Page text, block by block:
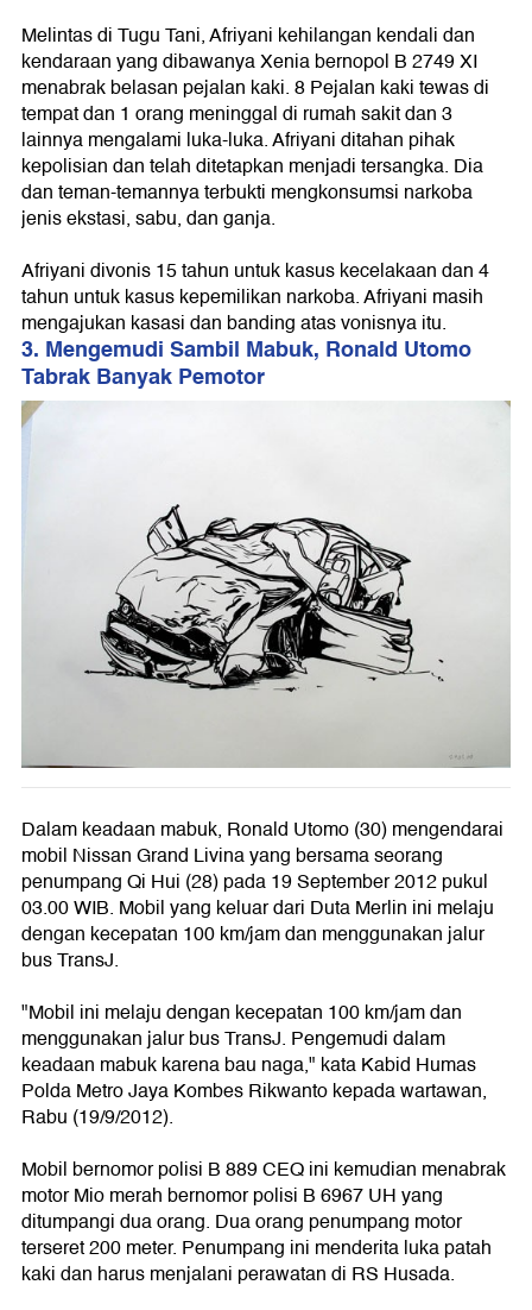
Melintas di Tugu Tani, Afriyani kehilangan kendali dan
kendaraan yang dibawanya Xenia bernopol B 2749 XI
menabrak belasan pejalan kaki. 8 Pejalan kaki tewas di
tempat dan 1 orang meninggal di rumah sakit dan 3
lainnya mengalami luka-luka. Afriyani ditahan pihak
kepolisian dan telah ditetapkan menjadi tersangka. Dia
dan teman-temannya terbukti mengkonsumsi narkoba
jenis ekstasi, sabu, dan ganja.
Afriyani divonis 15 tahun untuk kasus kecelakaan dan 4
tahun untuk kasus kepemilikan narkoba. Afriyani masih
mengajukan kasasi dan banding atas vonisnya itu.
3. Mengemudi Sambil Mabuk, Ronald Utomo
Tabrak Banyak Pemotor
Dalam keadaan mabuk, Ronald Utomo (30) mengendarai
mobil Nissan Grand Livina yang bersama seorang
penumpang Qi Hui (28) pada 19 September 2012 pukul
03.00 WIB. Mobil yang keluar dari Duta Merlin ini melaju
dengan kecepatan 100 km/jam dan menggunakan jalur
bus TransJ.
"Mobil ini melaju dengan kecepatan 100 km/jam dan
menggunakan jalur bus TransJ. Pengemudi dalam
keadaan mabuk karena bau naga," kata Kabid Humas
Polda Metro Jaya Kombes Rikwanto kepada wartawan,
Rabu (19/9/2012).
Mobil bernomor polisi B 889 CEQ ini kemudian menabrak
motor Mio merah bernomor polisi B 6967 UH yang
ditumpangi dua orang. Dua orang penumpang motor
terseret 200 meter. Penumpang ini menderita luka patah
kaki dan harus menjalani perawatan di RS Husada.